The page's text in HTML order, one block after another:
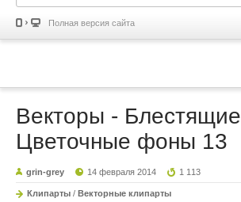
Полная версия сайта
Векторы - Блестящие
Цветочные фоны 13
grin-grey 14 февраля 2014 1 113
Клипарты / Векторные клипарты